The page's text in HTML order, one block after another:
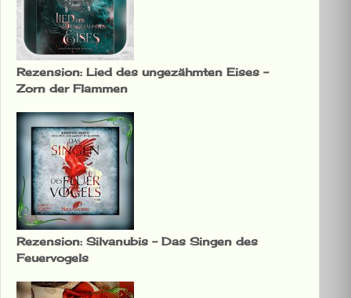
Rezension: Lied des ungezähmten Eises –
Zorn der Flammen
Rezension: Silvanubis – Das Singen des
Feuervogels